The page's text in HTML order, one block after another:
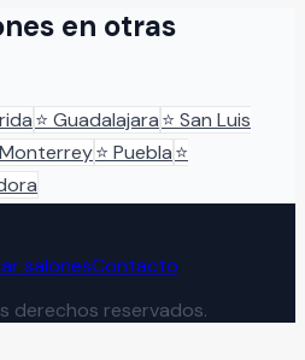
en otras
⭐ Guadalajara⭐ San Luis
Monterrey⭐ Puebla⭐
salonesContacto
derechos reservados.